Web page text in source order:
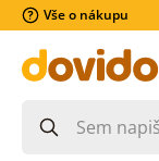
Vše o nákupu